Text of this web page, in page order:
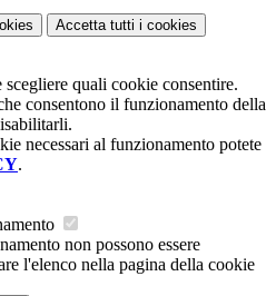
Accetta tutti i cookies
scegliere quali cookie consentire.
consentono il funzionamento della
necessari al funzionamento potete
.
non possono essere
l'elenco nella pagina della cookie